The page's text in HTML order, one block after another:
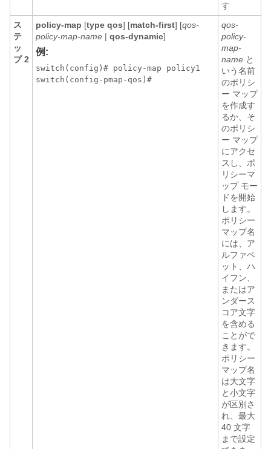
す
ス
テ
ッ
プ 2
policy-map [type qos] [match-first] [qos-
policy-map-name | qos-dynamic]
例:
switch(config)# policy-map policy1
switch(config-pmap-qos)#
qos-
policy-
map-
name と
いう名前
のポリシ
ー マップ
を作成す
るか、そ
のポリシ
ー マップ
にアクセ
スし、ポ
リシーマ
ップ モー
ドを開始
します。
ポリシー
マップ名
には、ア
ルファベ
ット、ハ
イフン、
またはア
ンダース
コア文字
を含める
ことがで
きます。
ポリシー
マップ名
は大文字
と小文字
が区別さ
れ、最大
40 文字
まで設定